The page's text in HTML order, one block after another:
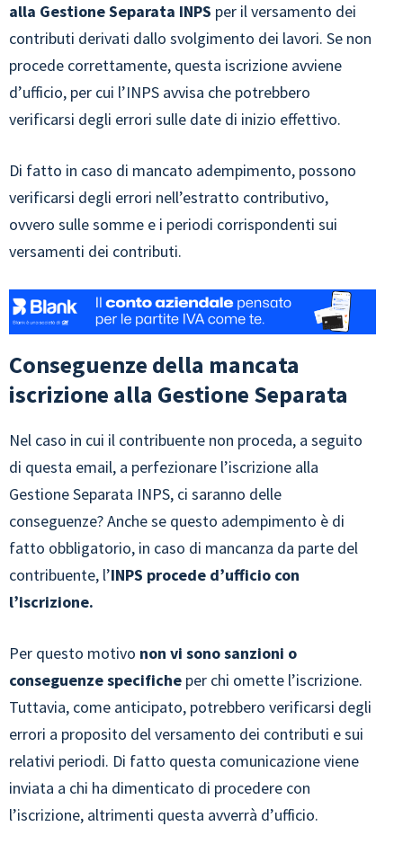
alla Gestione Separata INPS per il versamento dei
contributi derivati dallo svolgimento dei lavori. Se non
procede correttamente, questa iscrizione avviene
d’ufficio, per cui l’INPS avvisa che potrebbero
verificarsi degli errori sulle date di inizio effettivo.
Di fatto in caso di mancato adempimento, possono
verificarsi degli errori nell’estratto contributivo,
ovvero sulle somme e i periodi corrispondenti sui
versamenti dei contributi.
Conseguenze della mancata
iscrizione alla Gestione Separata
Nel caso in cui il contribuente non proceda, a seguito
di questa email, a perfezionare l’iscrizione alla
Gestione Separata INPS, ci saranno delle
conseguenze? Anche se questo adempimento è di
fatto obbligatorio, in caso di mancanza da parte del
contribuente, l’INPS procede d’ufficio con
l’iscrizione.
Per questo motivo non vi sono sanzioni o
conseguenze specifiche per chi omette l’iscrizione.
Tuttavia, come anticipato, potrebbero verificarsi degli
errori a proposito del versamento dei contributi e sui
relativi periodi. Di fatto questa comunicazione viene
inviata a chi ha dimenticato di procedere con
l’iscrizione, altrimenti questa avverrà d’ufficio.